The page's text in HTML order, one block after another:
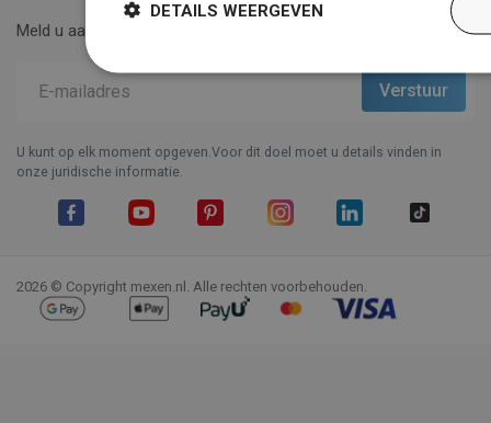
Meld u aan voor de nieuwsbrief en wees up to date.
U kunt op elk moment opgeven.Voor dit doel moet u details vinden in
onze juridische informatie.
2026 © Copyright mexen.nl. Alle rechten voorbehouden.
DETAILS WEERGEVEN